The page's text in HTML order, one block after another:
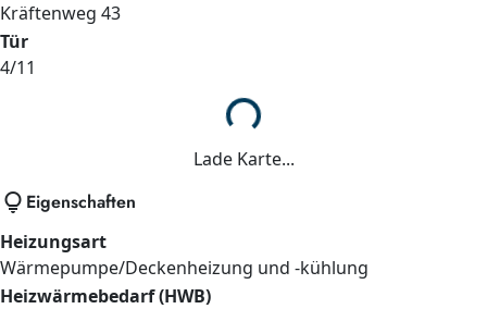
Kräftenweg 43
Tür
4/11
Lade...
Lade Karte...
lightbulb Eigenschaften
Heizungsart
Wärmepumpe/Deckenheizung und -kühlung
Heizwärmebedarf (HWB)